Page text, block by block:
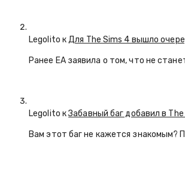
Legolito кДля The Sims 4 вышло
Ранее EA заявила о том, что не
Legolito кЗабавный баг добавил в
Вам этот баг не кажется знакомым?